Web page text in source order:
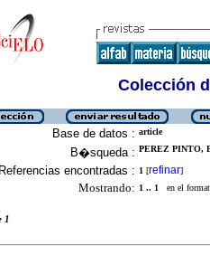
Colección
Base de datos : article
B�squeda : PEREZ PINTO,
Referencias encontradas : 1 [refinar]
Mostrando: 1 .. 1 en el
1